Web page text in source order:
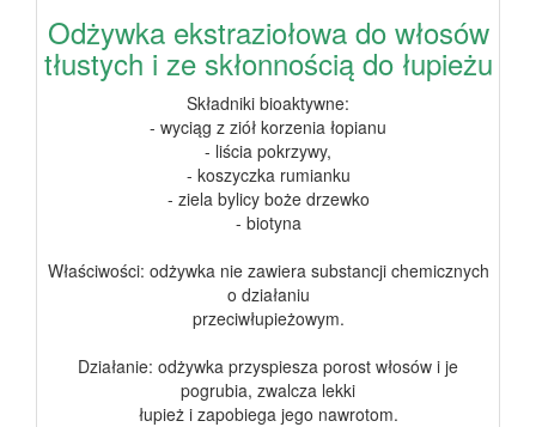
Odżywka ekstraziołowa do włosów
tłustych i ze skłonnością do łupieżu
Składniki bioaktywne:
- wyciąg z ziół korzenia łopianu
- liścia pokrzywy,
- koszyczka rumianku
- ziela bylicy boże drzewko
- biotyna
Właściwości: odżywka nie zawiera substancji chemicznych
o działaniu
przeciwłupieżowym.
Działanie: odżywka przyspiesza porost włosów i je
pogrubia, zwalcza lekki
łupież i zapobiega jego nawrotom.